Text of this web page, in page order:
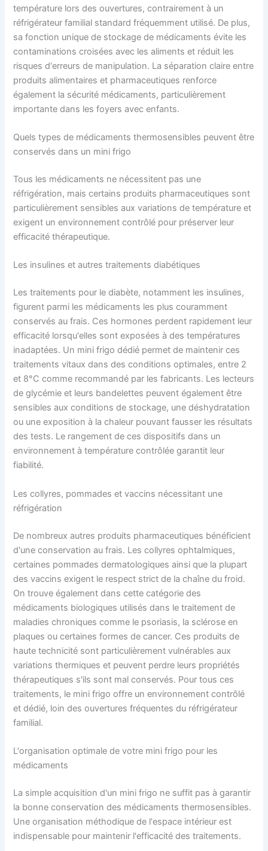
température lors des ouvertures, contrairement à un
réfrigérateur familial standard fréquemment utilisé. De plus,
sa fonction unique de stockage de médicaments évite les
contaminations croisées avec les aliments et réduit les
risques d'erreurs de manipulation. La séparation claire entre
produits alimentaires et pharmaceutiques renforce
également la sécurité médicaments, particulièrement
importante dans les foyers avec enfants.
Quels types de médicaments thermosensibles peuvent être
conservés dans un mini frigo
Tous les médicaments ne nécessitent pas une
réfrigération, mais certains produits pharmaceutiques sont
particulièrement sensibles aux variations de température et
exigent un environnement contrôlé pour préserver leur
efficacité thérapeutique.
Les insulines et autres traitements diabétiques
Les traitements pour le diabète, notamment les insulines,
figurent parmi les médicaments les plus couramment
conservés au frais. Ces hormones perdent rapidement leur
efficacité lorsqu'elles sont exposées à des températures
inadaptées. Un mini frigo dédié permet de maintenir ces
traitements vitaux dans des conditions optimales, entre 2
et 8°C comme recommandé par les fabricants. Les lecteurs
de glycémie et leurs bandelettes peuvent également être
sensibles aux conditions de stockage, une déshydratation
ou une exposition à la chaleur pouvant fausser les résultats
des tests. Le rangement de ces dispositifs dans un
environnement à température contrôlée garantit leur
fiabilité.
Les collyres, pommades et vaccins nécessitant une
réfrigération
De nombreux autres produits pharmaceutiques bénéficient
d'une conservation au frais. Les collyres ophtalmiques,
certaines pommades dermatologiques ainsi que la plupart
des vaccins exigent le respect strict de la chaîne du froid.
On trouve également dans cette catégorie des
médicaments biologiques utilisés dans le traitement de
maladies chroniques comme le psoriasis, la sclérose en
plaques ou certaines formes de cancer. Ces produits de
haute technicité sont particulièrement vulnérables aux
variations thermiques et peuvent perdre leurs propriétés
thérapeutiques s'ils sont mal conservés. Pour tous ces
traitements, le mini frigo offre un environnement contrôlé
et dédié, loin des ouvertures fréquentes du réfrigérateur
familial.
L'organisation optimale de votre mini frigo pour les
médicaments
La simple acquisition d'un mini frigo ne suffit pas à garantir
la bonne conservation des médicaments thermosensibles.
Une organisation méthodique de l'espace intérieur est
indispensable pour maintenir l'efficacité des traitements.